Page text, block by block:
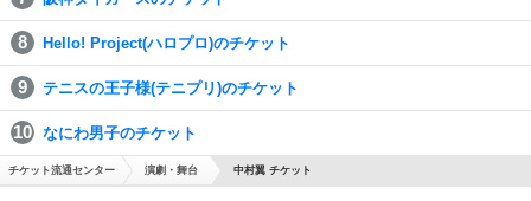
Hello! Project(ハロプロ)のチケット
テニスの王子様(テニプリ)のチケット
なにわ男子のチケット
チケット流通センター 演劇・舞台 中村翼 チケット